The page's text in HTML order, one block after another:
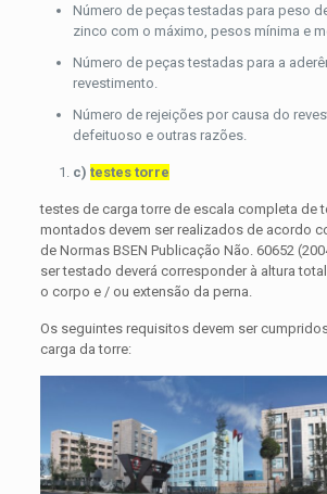
Número de peças testadas para peso
zinco com o máximo, pesos mínima e
Número de peças testadas para a
revestimento.
Número de rejeições por causa do
defeituoso e outras razões.
c) testes torre
testes de carga torre de escala completa de
montados devem ser realizados de acordo
de Normas BSEN Publicação Não. 60652
ser testado deverá corresponder à altura
o corpo e / ou extensão da perna.
Os seguintes requisitos devem ser
carga da torre: